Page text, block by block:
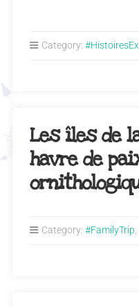
Category:
Les îles de
havre de
Category: #FamilyTrip,